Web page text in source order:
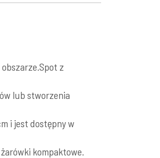
z
lub stworzenia
i jest dostępny w
kompaktowe.